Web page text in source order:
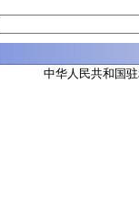
中华人民共和国